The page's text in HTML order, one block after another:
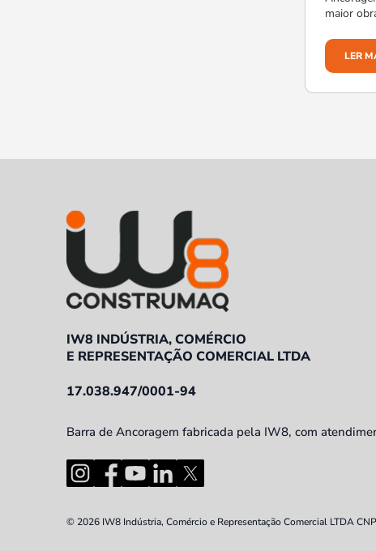
maior
LER
IW8 INDÚSTRIA, COMÉRCIO
E REPRESENTAÇÃO COMERCIAL LTDA
17.038.947/0001-94
Barra de Ancoragem fabricada pela IW8, com
© 2026 IW8 Indústria, Comércio e Representação Comercial LTDA